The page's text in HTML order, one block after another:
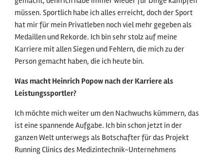
müssen. Sportlich habe ich alles erreicht, doch der Sport
hat mir für mein Privatleben noch viel mehr gegeben als
Medaillen und Rekorde. Ich bin sehr stolz auf meine
Karriere mit allen Siegen und Fehlern, die mich zu der
Person gemacht haben, die ich heute bin.
Was macht Heinrich Popow nach der Karriere als
Leistungssportler?
Ich möchte mich weiter um den Nachwuchs kümmern, das
ist eine spannende Aufgabe. Ich bin schon jetzt in der
ganzen Welt unterwegs als Botschafter für das Projekt
Running Clinics des Medizintechnik-Unternehmens